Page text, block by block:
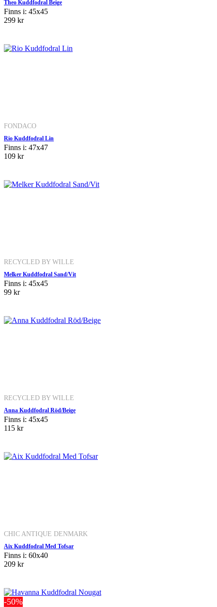
Theo Kuddfodral Beige
Finns i: 45x45
299 kr
FONDACO
Rio Kuddfodral Lin
Finns i: 47x47
109 kr
RECYCLED BY WILLE
Melker Kuddfodral Sand/Vit
Finns i: 45x45
99 kr
RECYCLED BY WILLE
Anna Kuddfodral Röd/Beige
Finns i: 45x45
115 kr
CHIC ANTIQUE DENMARK
Aix Kuddfodral Med Tofsar
Finns i: 60x40
209 kr
-50%